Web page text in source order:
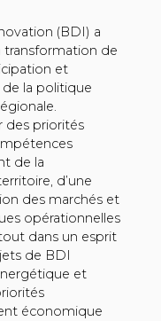
(BDI) a
transformation de
et
la politique
des priorités
de la
d’une
des marchés et
opérationnelles
dans un esprit
de BDI
et
économique